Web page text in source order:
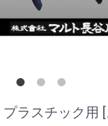
ラスチック用